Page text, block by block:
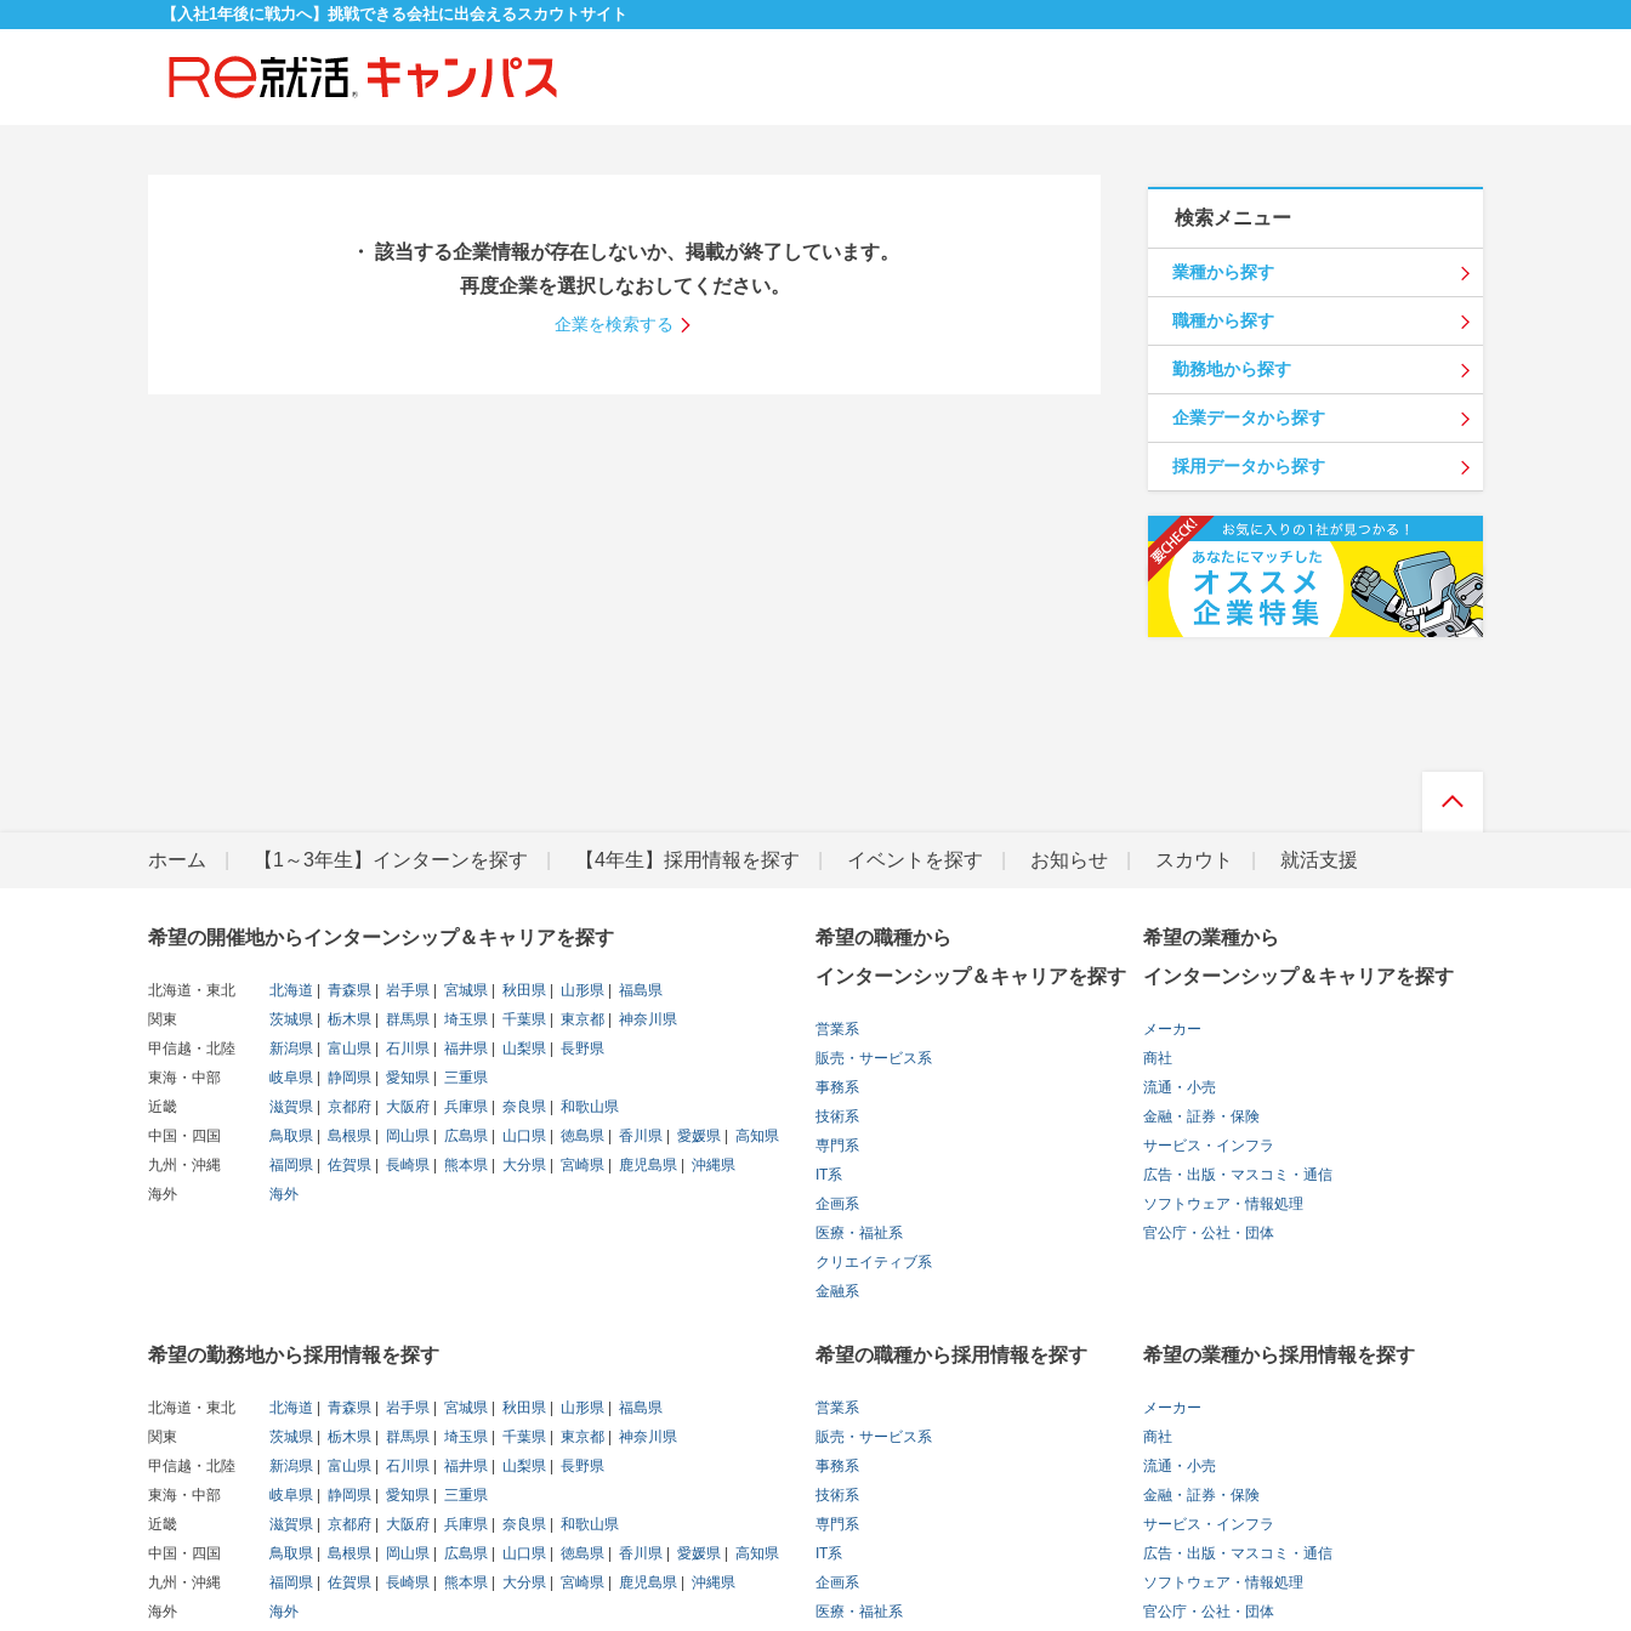
【入社1年後に戦力へ】挑戦できる会社に出会えるスカウトサイト
・ 該当する企業情報が存在しないか、掲載が終了しています。
再度企業を選択しなおしてください。
企業を検索する
検索メニュー
業種から探す
職種から探す
勤務地から探す
企業データから探す
採用データから探す
ホーム 【1～3年生】インターンを探す 【4年生】採用情報を探す イベントを探す お知らせ スカウト 就活支援
希望の開催地からインターンシップ＆キャリアを探す
北海道・東北 北海道 青森県 岩手県 宮城県 秋田県 山形県
福島県
関東
茨城県 栃木県 群馬県 埼玉県 千葉県 東京都
神奈川県
甲信越・北陸
新潟県 富山県 石川県 福井県 山梨県
長野県
東海・中部
岐阜県 静岡県 愛知県
三重県
近畿
滋賀県 京都府 大阪府 兵庫県 奈良県
和歌山県
中国・四国
鳥取県 島根県 岡山県 広島県 山口県 徳島県 香川県 愛媛県
高知県
九州・沖縄
福岡県 佐賀県 長崎県 熊本県 大分県 宮崎県 鹿児島県
沖縄県
海外
海外
希望の職種から
インターンシップ＆キャリアを探す
営業系
販売・サービス系
事務系
技術系
専門系
IT系
企画系
医療・福祉系
クリエイティブ系
金融系
希望の業種から
インターンシップ＆キャリアを探す
メーカー
商社
流通・小売
金融・証券・保険
サービス・インフラ
広告・出版・マスコミ・通信
ソフトウェア・情報処理
官公庁・公社・団体
希望の勤務地から採用情報を探す
北海道・東北 北海道 青森県 岩手県 宮城県 秋田県 山形県
福島県
関東
茨城県 栃木県 群馬県 埼玉県 千葉県 東京都
神奈川県
甲信越・北陸
新潟県 富山県 石川県 福井県 山梨県
長野県
東海・中部
岐阜県 静岡県 愛知県
三重県
近畿
滋賀県 京都府 大阪府 兵庫県 奈良県
和歌山県
中国・四国
鳥取県 島根県 岡山県 広島県 山口県 徳島県 香川県 愛媛県
高知県
九州・沖縄
福岡県 佐賀県 長崎県 熊本県 大分県 宮崎県 鹿児島県
沖縄県
海外
海外
希望の職種から採用情報を探す
営業系
販売・サービス系
事務系
技術系
専門系
IT系
企画系
医療・福祉系
希望の業種から採用情報を探す
メーカー
商社
流通・小売
金融・証券・保険
サービス・インフラ
広告・出版・マスコミ・通信
ソフトウェア・情報処理
官公庁・公社・団体